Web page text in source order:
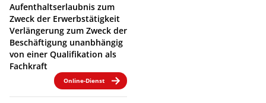
Aufenthaltserlaubnis zum
Zweck der Erwerbstätigkeit
Verlängerung zum Zweck der
Beschäftigung unanbhängig
von einer Qualifikation als
Fachkraft
Online-Dienst